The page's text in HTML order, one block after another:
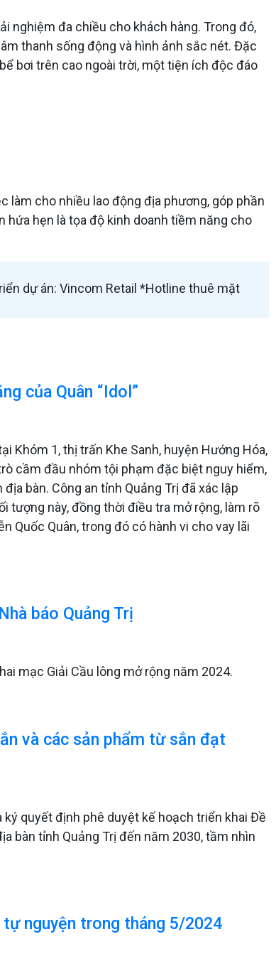
nghiệm đa chiều cho khách hàng. Trong đó,
thanh sống động và hình ảnh sắc nét. Đặc
bơi trên cao ngoài trời, một tiện ích độc đáo
làm cho nhiều lao động địa phương, góp phần
hẹn là tọa độ kinh doanh tiềm năng cho
dự án: Vincom Retail *Hotline thuê mặt
của Quân “Idol”
Khóm 1, thị trấn Khe Sanh, huyện Hướng Hóa,
cầm đầu nhóm tội phạm đặc biệt nguy hiểm,
bàn. Công an tỉnh Quảng Trị đã xác lập
tượng này, đồng thời điều tra mở rộng, làm rõ
Quốc Quân, trong đó có hành vi cho vay lãi
báo Quảng Trị
mạc Giải Cầu lông mở rộng năm 2024.
và các sản phẩm từ sắn đạt
quyết định phê duyệt kế hoạch triển khai Đề
bàn tỉnh Quảng Trị đến năm 2030, tầm nhìn
nguyện trong tháng 5/2024